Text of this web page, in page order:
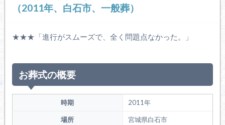
（2011年、白石市、一般葬）
★★★「進行がスムーズで、全く問題点なかった。」
お葬式の概要
時期 2011年
場所 宮城県白石市